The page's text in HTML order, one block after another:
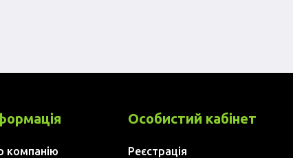
компанію
Особистий кабінет
Реєстрація